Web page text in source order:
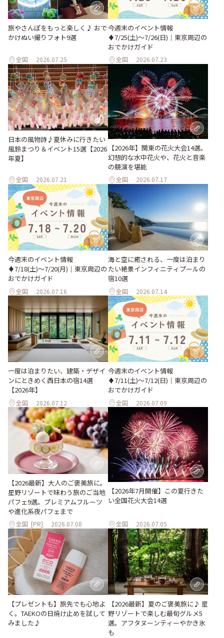
旅やさんぽをもっと楽しく♪ おで
かけぬい撮りフォト9選
全国 2026.07.25
今週末のイベント情報
♦︎7/25(土)〜7/26(日)｜東京周辺の
おでかけガイド
全国 2026.07.23
日本の風物詩♪夏休みに行きたい
風鈴まつり＆イベント15選【2026
年夏】
全国 2026.07.21
【2026年】関東の花火大会14選。
幻想的な水中花火や、花火と音楽
の競演を堪能
全国 2026.07.17
今週末のイベント情報
♦︎7/18(土)〜7/20(月)｜東京周辺の
おでかけガイド
全国 2026.07.16
海と空に癒される、一度は泊まり
たい絶景インフィニティプールの
宿10選
全国 2026.07.14
一度は泊まりたい、建築・デザイ
ンにときめく西日本の宿14選
【2026年】
全国 2026.07.12
今週末のイベント情報
♦︎7/11(土)〜7/12(日)｜東京周辺の
おでかけガイド
全国 2026.07.09
【2026最新】大人のご褒美旅に。
星野リゾートで味わう旅のご当地
パフェ9選。プレミアムフルーツ
や進化系夜パフェまで
全国 [PR] 2026.07.08
【2026年7月開催】この夏行きた
い全国花火大会14選
全国 2026.07.05
【プレゼントも】旅先でも心地よ
く。TAEKOの日焼け止めを試して
みました♪
【2026最新】夏のご褒美旅に♪ 星
野リゾートで楽しむ最旬グルメ5
選。アフタヌーンティーやかき氷
も